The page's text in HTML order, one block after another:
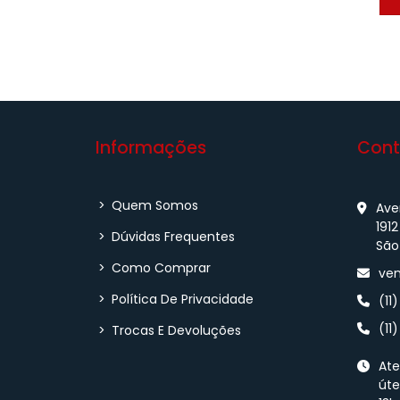
Informações
> Quem Somos
> Dúvidas Frequentes
> Como Comprar
> Política De Privacidade
> Trocas E Devoluções